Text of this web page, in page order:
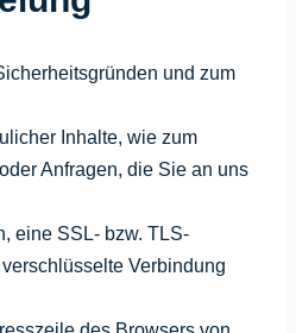
und zum
Inhalte, wie zum
Anfragen, die Sie an uns
eine SSL- bzw. TLS-
Verbindung